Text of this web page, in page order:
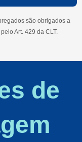
são obrigados a
Art. 429 da CLT.
de